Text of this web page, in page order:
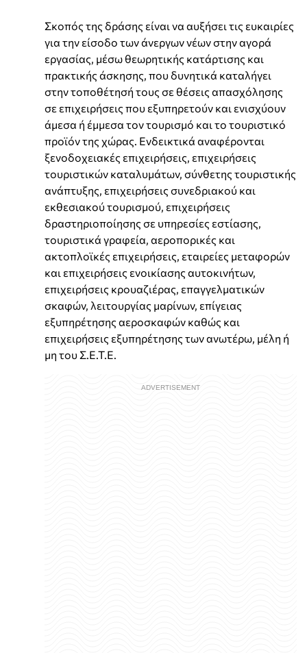
Σκοπός της δράσης είναι να αυξήσει τις ευκαιρίες
για την είσοδο των άνεργων νέων στην αγορά
εργασίας, μέσω θεωρητικής κατάρτισης και
πρακτικής άσκησης, που δυνητικά καταλήγει
στην τοποθέτησή τους σε θέσεις απασχόλησης
σε επιχειρήσεις που εξυπηρετούν και ενισχύουν
άμεσα ή έμμεσα τον τουρισμό και το τουριστικό
προϊόν της χώρας. Ενδεικτικά αναφέρονται
ξενοδοχειακές επιχειρήσεις, επιχειρήσεις
τουριστικών καταλυμάτων, σύνθετης τουριστικής
ανάπτυξης, επιχειρήσεις συνεδριακού και
εκθεσιακού τουρισμού, επιχειρήσεις
δραστηριοποίησης σε υπηρεσίες εστίασης,
τουριστικά γραφεία, αεροπορικές και
ακτοπλοϊκές επιχειρήσεις, εταιρείες μεταφορών
και επιχειρήσεις ενοικίασης αυτοκινήτων,
επιχειρήσεις κρουαζιέρας, επαγγελματικών
σκαφών, λειτουργίας μαρίνων, επίγειας
εξυπηρέτησης αεροσκαφών καθώς και
επιχειρήσεις εξυπηρέτησης των ανωτέρω, μέλη ή
μη του Σ.Ε.Τ.Ε.